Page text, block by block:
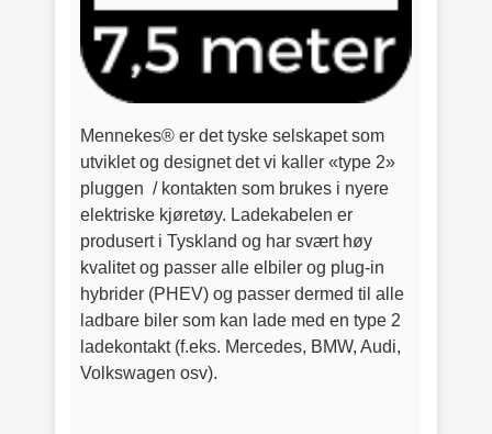
Mennekes® er det tyske selskapet som
utviklet og designet det vi kaller «type 2»
pluggen / kontakten som brukes i nyere
elektriske kjøretøy. Ladekabelen er
produsert i Tyskland og har svært høy
kvalitet og passer alle elbiler og plug-in
hybrider (PHEV) og passer dermed til alle
ladbare biler som kan lade med en type 2
ladekontakt (f.eks. Mercedes, BMW, Audi,
Volkswagen osv).